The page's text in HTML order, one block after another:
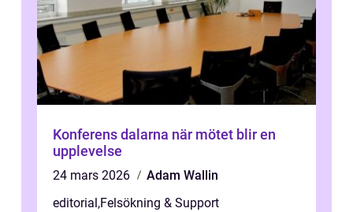
Konferens dalarna när mötet blir en
upplevelse
24 mars 2026
Adam Wallin
editorial,Felsökning & Support